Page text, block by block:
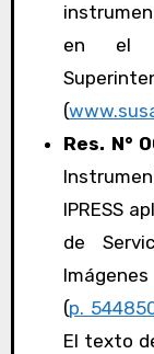
en el
(
Res. N°
IPRESS
de
(p.
El texto